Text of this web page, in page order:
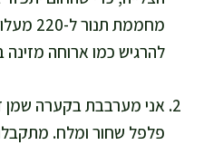
מחממת
להרגיש כמו ארוחה מזינה
אני מערבבת בקערה שמן
פלפל שחור ומלח.